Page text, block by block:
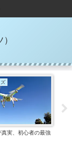
真実、初心者の最強